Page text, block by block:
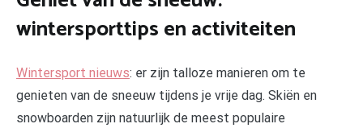
wintersporttips en activiteiten
Wintersport nieuws: er zijn talloze manieren om te
genieten van de sneeuw tijdens je vrije dag. Skiën en
snowboarden zijn natuurlijk de meest populaire